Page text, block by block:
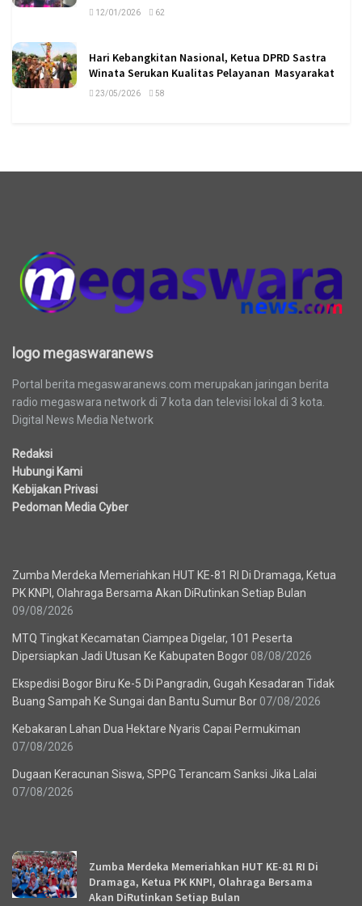
12/01/2026 62
Hari Kebangkitan Nasional, Ketua DPRD Sastra
Winata Serukan Kualitas Pelayanan Masyarakat
23/05/2026 58
logo megaswaranews
Portal berita megaswaranews.com merupakan jaringan berita
radio megaswara network di 7 kota dan televisi lokal di 3 kota.
Digital News Media Network
Redaksi
Hubungi Kami
Kebijakan Privasi
Pedoman Media Cyber
Zumba Merdeka Memeriahkan HUT KE-81 RI Di Dramaga, Ketua
PK KNPI, Olahraga Bersama Akan DiRutinkan Setiap Bulan
09/08/2026
MTQ Tingkat Kecamatan Ciampea Digelar, 101 Peserta
Dipersiapkan Jadi Utusan Ke Kabupaten Bogor 08/08/2026
Ekspedisi Bogor Biru Ke-5 Di Pangradin, Gugah Kesadaran Tidak
Buang Sampah Ke Sungai dan Bantu Sumur Bor 07/08/2026
Kebakaran Lahan Dua Hektare Nyaris Capai Permukiman
07/08/2026
Dugaan Keracunan Siswa, SPPG Terancam Sanksi Jika Lalai
07/08/2026
Zumba Merdeka Memeriahkan HUT KE-81 RI Di
Dramaga, Ketua PK KNPI, Olahraga Bersama
Akan DiRutinkan Setiap Bulan